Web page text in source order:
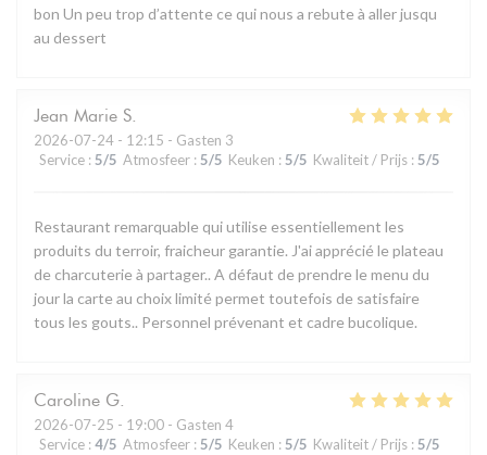
bon Un peu trop d’attente ce qui nous a rebute à aller jusqu
au dessert
Jean Marie S
2026-07-24 - 12:15 - Gasten 3
Service : 5/5 Atmosfeer : 5/5 Keuken : 5/5 Kwaliteit / Prijs : 5/5
Restaurant remarquable qui utilise essentiellement les
produits du terroir, fraicheur garantie. J'ai apprécié le plateau
de charcuterie à partager.. A défaut de prendre le menu du
jour la carte au choix limité permet toutefois de satisfaire
tous les gouts.. Personnel prévenant et cadre bucolique.
Caroline G
2026-07-25 - 19:00 - Gasten 4
Service : 4/5 Atmosfeer : 5/5 Keuken : 5/5 Kwaliteit / Prijs : 5/5